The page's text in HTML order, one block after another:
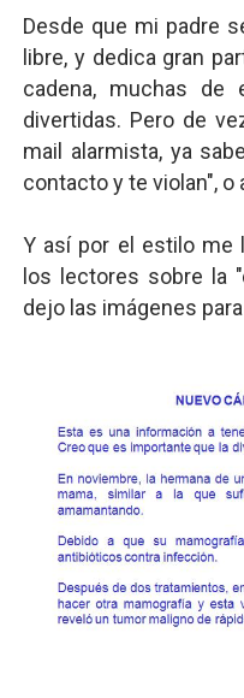
Desde que mi padre
libre, y dedica gran
cadena, muchas
divertidas. Pero de
mail alarmista, ya
contacto y te violan", o
Y así por el estilo me
los lectores sobre la
dejo las imágenes